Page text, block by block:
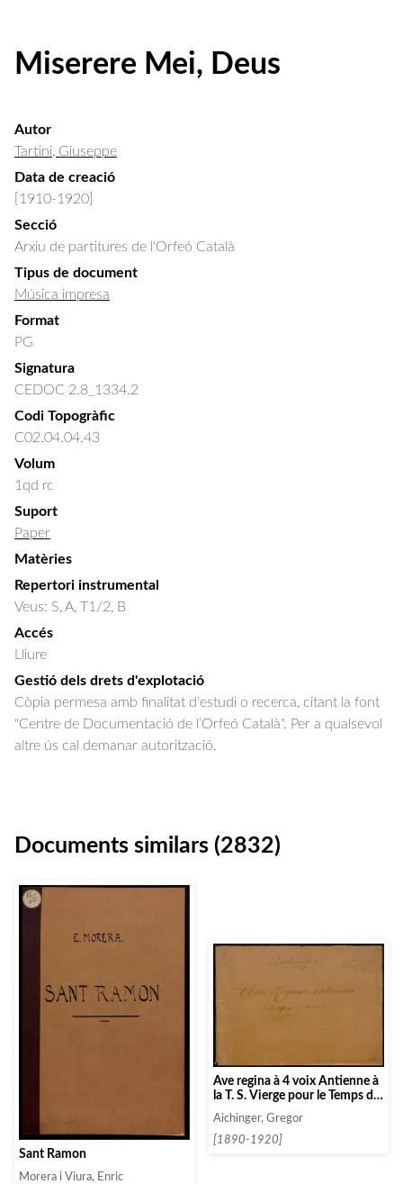
Miserere Mei, Deus
Autor
Tartini, Giuseppe
Data de creació
[1910-1920]
Secció
Arxiu de partitures de l'Orfeó Català
Tipus de document
Música impresa
Format
PG
Signatura
CEDOC 2.8_1334.2
Codi Topogràfic
C02.04.04.43
Volum
1qd rc
Suport
Paper
Matèries
Repertori instrumental
Veus: S, A, T1/2, B
Accés
Lliure
Gestió dels drets d'explotació
Còpia permesa amb finalitat d'estudi o recerca, citant la font
"Centre de Documentació de l’Orfeó Català". Per a qualsevol
altre ús cal demanar autorització.
Documents similars (2832)
Sant Ramon
Morera i Viura, Enric
Ave regina à 4 voix Antienne à
la T. S. Vierge pour le Temps de
Aichinger, Gregor
[1890-1920]